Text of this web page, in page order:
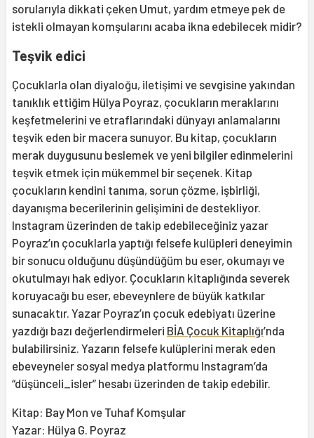
sorularıyla dikkati çeken Umut, yardım etmeye pek de
istekli olmayan komşularını acaba ikna edebilecek midir?
Teşvik edici
Çocuklarla olan diyaloğu, iletişimi ve sevgisine yakından
tanıklık ettiğim Hülya Poyraz, çocukların meraklarını
keşfetmelerini ve etraflarındaki dünyayı anlamalarını
teşvik eden bir macera sunuyor. Bu kitap, çocukların
merak duygusunu beslemek ve yeni bilgiler edinmelerini
teşvik etmek için mükemmel bir seçenek. Kitap
çocukların kendini tanıma, sorun çözme, işbirliği,
dayanışma becerilerinin gelişimini de destekliyor.
Instagram üzerinden de takip edebileceğiniz yazar
Poyraz’ın çocuklarla yaptığı felsefe kulüpleri deneyimin
bir sonucu olduğunu düşündüğüm bu eser, okumayı ve
okutulmayı hak ediyor. Çocukların kitaplığında severek
koruyacağı bu eser, ebeveynlere de büyük katkılar
sunacaktır. Yazar Poyraz’ın çocuk edebiyatı üzerine
yazdığı bazı değerlendirmeleri BİA Çocuk Kitaplığı’nda
bulabilirsiniz. Yazarın felsefe kulüplerini merak eden
ebeveyneler sosyal medya platformu Instagram’da
“düşünceli_isler” hesabı üzerinden de takip edebilir.
Kitap: Bay Mon ve Tuhaf Komşular
Yazar: Hülya G. Poyraz